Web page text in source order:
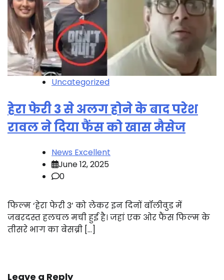
Uncategorized
हेरा फेरी 3 से अलग होने के बाद परेश
रावल ने दिया फैंस को खास मैसेज
News Excellent
June 12, 2025
0
फिल्म ‘हेरा फेरी 3’ को लेकर इन दिनों बॉलीवुड में
जबरदस्त हलचल मची हुई है। जहां एक ओर फैंस फिल्म के
तीसरे भाग का बेसब्री […]
Leave a Reply